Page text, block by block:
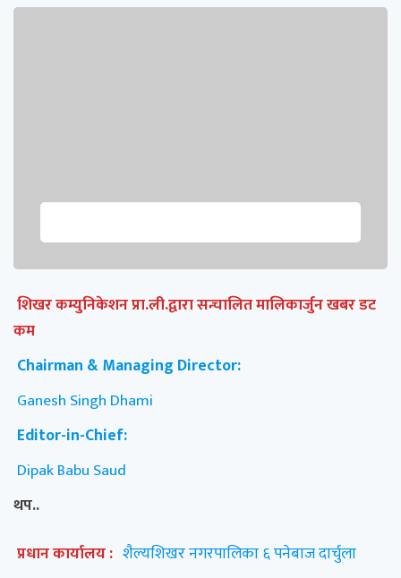
शिखर कम्युनिकेशन प्रा.ली.द्वारा सन्चालित मालिकार्जुन खबर डट
कम
Chairman & Managing Director:
Ganesh Singh Dhami
Editor-in-Chief:
Dipak Babu Saud
थप..
प्रधान कार्यालय : शैल्यशिखर नगरपालिका ६ पनेबाज दार्चुला